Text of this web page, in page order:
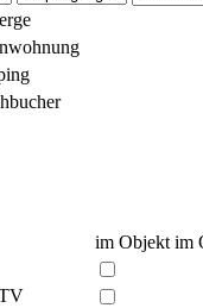
im Objekt im